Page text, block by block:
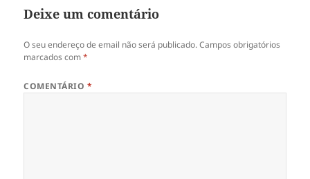
Deixe um comentário
O seu endereço de email não será publicado. Campos obrigatórios
marcados com*
COMENTÁRIO *